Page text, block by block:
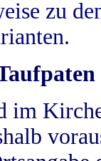
zu
im